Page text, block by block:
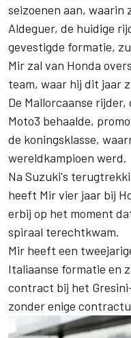
seizoenen aan, waarin
Aldeguer, de huidige
gevestigde formatie,
Mir zal van Honda
team, waar hij dit jaar
De Mallorcaanse
Moto3 behaalde,
de koningsklasse,
wereldkampioen werd.
Na Suzuki's
heeft Mir vier jaar bij
erbij op het moment
spiraal terechtkwam.
Mir heeft een
Italiaanse formatie en
contract bij het
zonder enige